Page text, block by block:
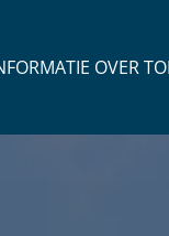
OVER